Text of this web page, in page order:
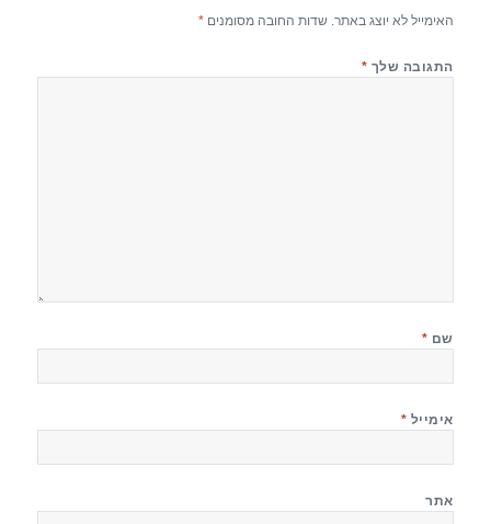
האימייל לא יוצג באתר. שדות החובה מסומנים*
התגובה שלך *
שם *
אימייל *
אתר